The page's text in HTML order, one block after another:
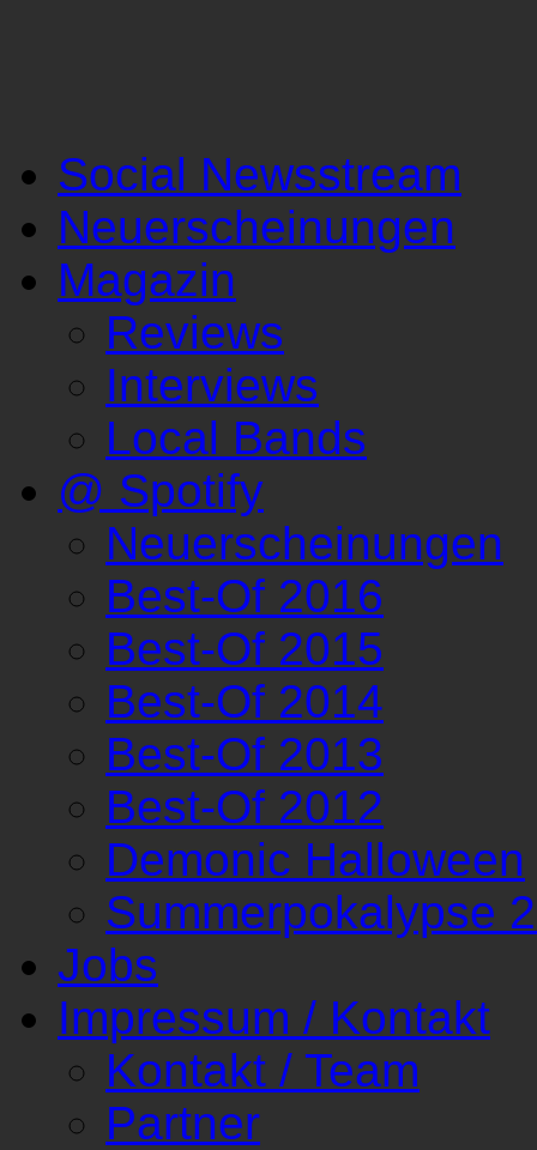
Social Newsstream
Neuerscheinungen
Magazin
Reviews
Interviews
Local Bands
@ Spotify
Neuerscheinungen
Best-Of 2016
Best-Of 2015
Best-Of 2014
Best-Of 2013
Best-Of 2012
Demonic Halloween
Summerpokalypse
Jobs
Impressum / Kontakt
Kontakt / Team
Partner